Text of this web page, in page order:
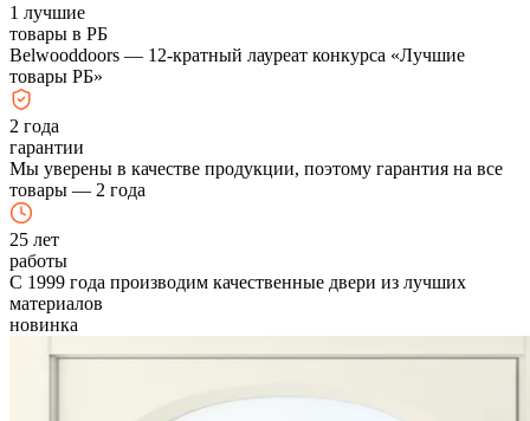
1 лучшие
товары в РБ
Belwooddoors — 12-кратный лауреат конкурса «Лучшие
товары РБ»
2 года
гарантии
Мы уверены в качестве продукции, поэтому гарантия на все
товары — 2 года
25 лет
работы
С 1999 года производим качественные двери из лучших
материалов
новинка